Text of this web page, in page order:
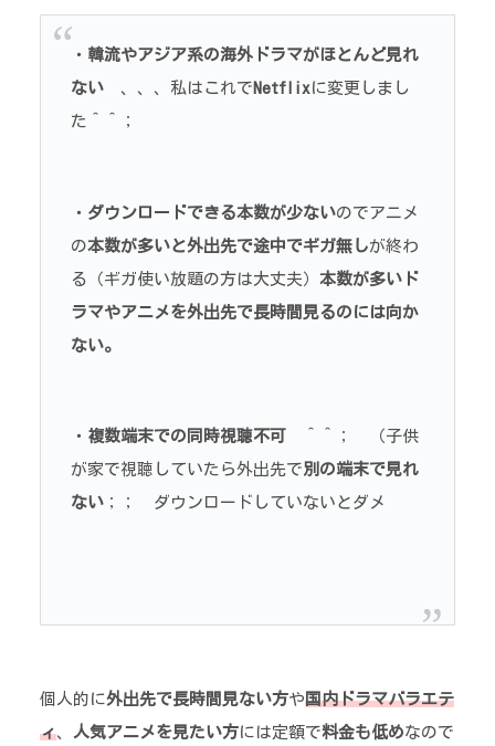
・ 韓流やアジア系の海外ドラマがほとんど見れ
ない 、、、私はこれで Netflixに変更しまし
た＾＾；
・ ダウンロードできる本数が少ないのでアニメ
の本数が多いと外出先で途中でギガ無しが終わ
る（ギガ使い放題の方は大丈夫） 本数が多いド
ラマやアニメを外出先で長時間見るのには向か
ない。
・ 複数端末での同時視聴不可 ＾＾； （子供
が家で視聴していたら外出先で別の端末で見れ
ない ；； ダウンロードしていないとダメ
個人的に外出先で長時間見ない方や国内ドラマバラエテ
ィ、 人気アニメを見たい方には定額で料金も低めなので